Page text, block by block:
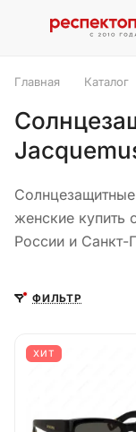
Главная Каталог
женские купить
России и Санкт-
ФИЛЬТР
ХИТ